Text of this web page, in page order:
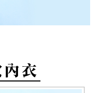
下「当社」といいます）によ
スを通じて商品やサービスを
大哥大に提供し、収集、処理
分割請求書に必要な情報の確
以下のリンクを参照してくだ
品を受け取るまで支払い期限
ない場合があります（例：予
。
料
料